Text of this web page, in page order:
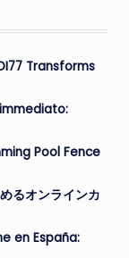
Transforms
Pool Fence
るオンラインカ
en España: